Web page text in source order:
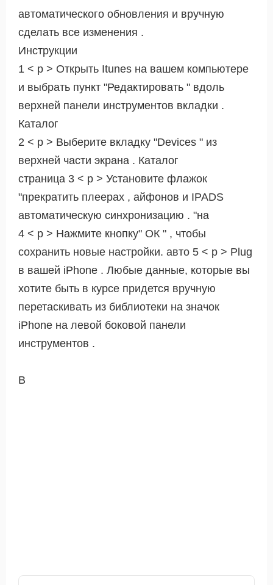
автоматического обновления и вручную
сделать все изменения .
Инструкции
1 < р > Открыть Itunes на вашем компьютере
и выбрать пункт "Редактировать " вдоль
верхней панели инструментов вкладки .
Каталог
2 < р > Выберите вкладку "Devices " из
верхней части экрана . Каталог
страница 3 < р > Установите флажок
"прекратить плеерах , айфонов и IPADS
автоматическую синхронизацию . "на
4 < р > Нажмите кнопку" ОК " , чтобы
сохранить новые настройки. авто 5 < р > Plug
в вашей iPhone . Любые данные, которые вы
хотите быть в курсе придется вручную
перетаскивать из библиотеки на значок
iPhone на левой боковой панели
инструментов .
В